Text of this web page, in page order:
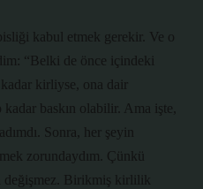
kabul etmek gerekir. Ve o
“Belki de önce içindeki
kirliyse, ona dair
baskın olabilir. Ama işte,
Sonra, her şeyin
zorundaydım. Çünkü
değişmez. Birikmiş kirlilik